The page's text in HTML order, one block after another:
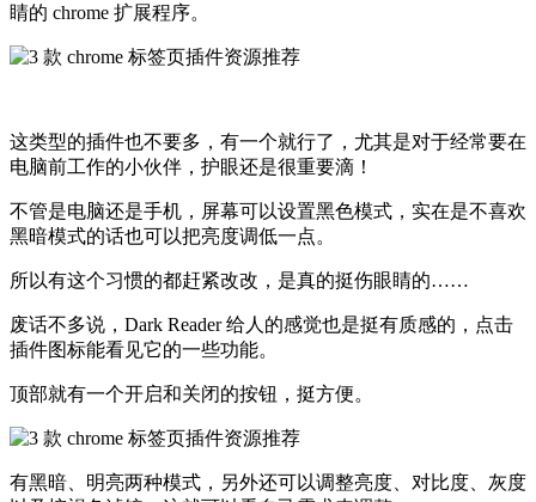
睛的 chrome 扩展程序。
这类型的插件也不要多，有一个就行了，尤其是对于经常要在
电脑前工作的小伙伴，护眼还是很重要滴！
不管是电脑还是手机，屏幕可以设置黑色模式，实在是不喜欢
黑暗模式的话也可以把亮度调低一点。
所以有这个习惯的都赶紧改改，是真的挺伤眼睛的……
废话不多说，Dark Reader 给人的感觉也是挺有质感的，点击
插件图标能看见它的一些功能。
顶部就有一个开启和关闭的按钮，挺方便。
有黑暗、明亮两种模式，另外还可以调整亮度、对比度、灰度